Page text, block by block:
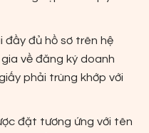
đầy đủ hồ sơ trên hệ
về đăng ký doanh
phải trùng khớp với
đặt tương ứng với tên